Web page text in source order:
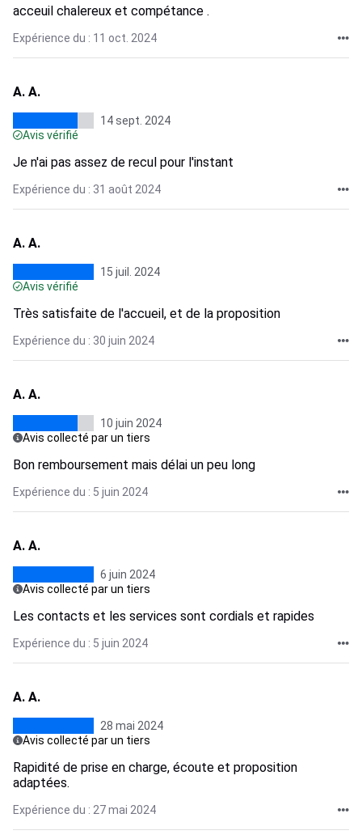
acceuil chalereux et compétance .
Expérience du : 11 oct. 2024
A. A.
14 sept. 2024
Avis vérifié
Je n'ai pas assez de recul pour l'instant
Expérience du : 31 août 2024
A. A.
15 juil. 2024
Avis vérifié
Très satisfaite de l'accueil, et de la proposition
Expérience du : 30 juin 2024
A. A.
10 juin 2024
Avis collecté par un tiers
Bon remboursement mais délai un peu long
Expérience du : 5 juin 2024
A. A.
6 juin 2024
Avis collecté par un tiers
Les contacts et les services sont cordials et rapides
Expérience du : 5 juin 2024
A. A.
28 mai 2024
Avis collecté par un tiers
Rapidité de prise en charge, écoute et proposition
adaptées.
Expérience du : 27 mai 2024